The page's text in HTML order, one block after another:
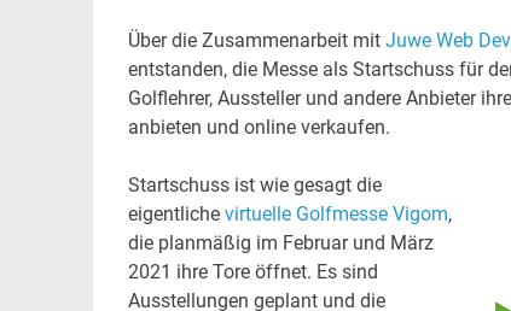
Über die Zusammenarbeit mit Juwe Web
entstanden, die Messe als Startschuss für
Golflehrer, Aussteller und andere Anbieter
anbieten und online verkaufen.
Startschuss ist wie gesagt die
eigentliche virtuelle Golfmesse Vigom,
die planmäßig im Februar und März
2021 ihre Tore öffnet. Es sind
Ausstellungen geplant und die